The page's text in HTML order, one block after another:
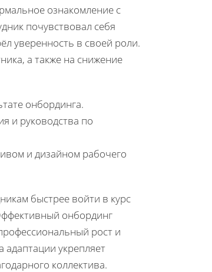
ознакомление с
почувствовал себя
уверенность в своей роли.
а также на снижение
онбординга.
и руководства по
и дизайном рабочего
быстрее войти в курс
онбординг
рост и
укрепляет
коллектива.